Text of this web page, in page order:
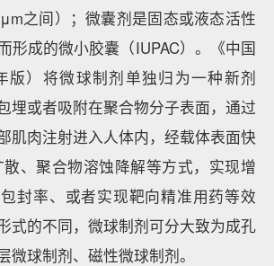
之间）；微囊剂是固态或液态活性
形成的微小胶囊（IUPAC）。《中国
版）将微球制剂单独归为一种新剂
埋或者吸附在聚合物分子表面，通过
肌肉注射进入人体内，经载体表面快
、聚合物溶蚀降解等方式，实现增
封率、或者实现靶向精准用药等效
式的不同，微球制剂可分大致为成孔
微球制剂、磁性微球制剂。